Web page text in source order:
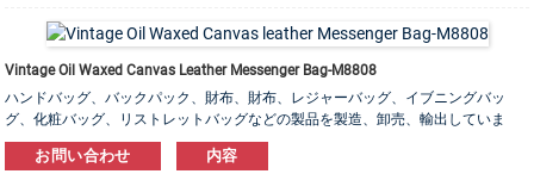
Vintage Oil Waxed Canvas Leather Messenger Bag-M8808
ハンドバッグ、バックパック、財布、財布、レジャーバッグ、イブニングバッ
グ、化粧バッグ、リストレットバッグなどの製品を製造、卸売、輸出していま
す。 レザー、PU、キャンバス、ナイロン、コットン素材をご用意しております。
OEM＆ODM注文は大歓迎です！
お問い合わせ 内容